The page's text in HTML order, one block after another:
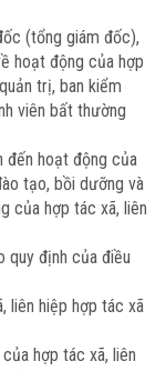
(tổng giám đốc),
hoạt động của hợp
trị, ban kiểm
viên bất thường
đến hoạt động của
tạo, bồi dưỡng và
của hợp tác xã, liên
quy định của điều
liên hiệp hợp tác xã
hợp tác xã, liên